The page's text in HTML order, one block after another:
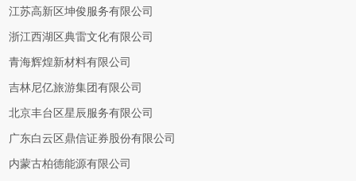
江苏高新区坤俊服务有限公司
浙江西湖区典雷文化有限公司
青海辉煌新材料有限公司
吉林尼亿旅游集团有限公司
北京丰台区星辰服务有限公司
广东白云区鼎信证券股份有限公司
内蒙古柏德能源有限公司